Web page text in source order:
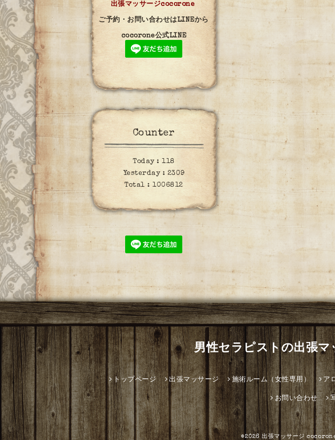
出張マッサージcocorone
ご予約・お問い合わせはLINEから
cocorone公式LINE
Counter
Today : 118
Yesterday : 2309
Total :1006812
男性セラピストの出張
トップページ 出張マッサージ 施術ルーム（女性専用） ア
お問い合わせ
©2026出張マッサージ